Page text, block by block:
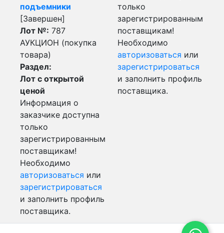
подъемники
[Завершен]
Лот №: 787
АУКЦИОН (покупка
товара)
Раздел:
Лот с открытой
ценой
Информация о
заказчике доступна
только
зарегистрированным
поставщикам!
Необходимо
авторизоваться или
зарегистрироваться
и заполнить профиль
поставщика.
только
зарегистрированным
поставщикам!
Необходимо
авторизоваться или
зарегистрироваться
и заполнить профиль
поставщика.